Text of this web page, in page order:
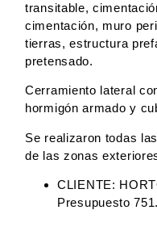
transitable,
cimentación, muro
tierras, estructura
pretensado.
Cerramiento lateral
hormigón armado y
Se realizaron todas
de las zonas
CLIENTE:
Presupuesto